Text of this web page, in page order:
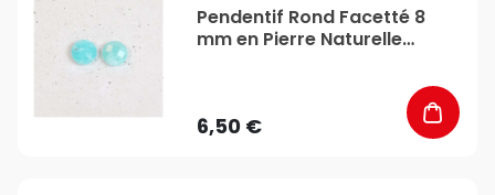
Pendentif Rond Facetté 8
mm en Pierre Naturelle
6,50 €